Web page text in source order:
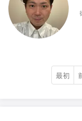
最初